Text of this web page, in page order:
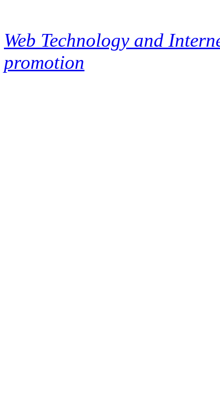
Web Technology and
promotion